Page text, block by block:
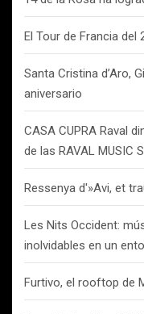
El Tour de Francia del
Santa Cristina d’Aro,
aniversario
CASA CUPRA Raval
de las RAVAL MUSIC
Ressenya d'»Avi, et
Les Nits Occident:
inolvidables en un
Furtivo, el rooftop de